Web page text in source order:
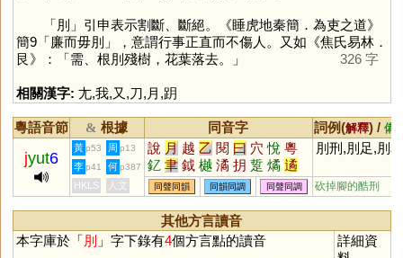
「刖 」引申表示割斷、斷絕。《睡虎地秦簡．為吏之道》
簡9「廉而毋刖」，意謂行事正直而不傷人。又如《焦氏易林．
艮》：「需、根刖殘樹，花葉落去。」
326 字
相關漢字: 尢,我,又,刀,月 ,跀
粵語音節 & 根據 同音字 詞例(解釋) / 備
jyut6
黃 p53 周 p13 說 月 越 乙 閱 曰 穴 悅 粵
釔 聿 鉞 樾 潏 抈 踅 燏 遹
噦 爇 矞 玥 鷸 乚 軏 鴥 驈
瞲 泬 鳦 泧 狘 戉 仴 僪 欥
芛 蚎 袕
刖刑,刖足,刖罪
李 p41 何 p387
HKLS 人文 同聲同韻 同韻同調 同聲同調 砍掉腳的酷刑
其他方言讀音
本字庫於「刖 」字下錄有4個方言點的讀音
詳細資